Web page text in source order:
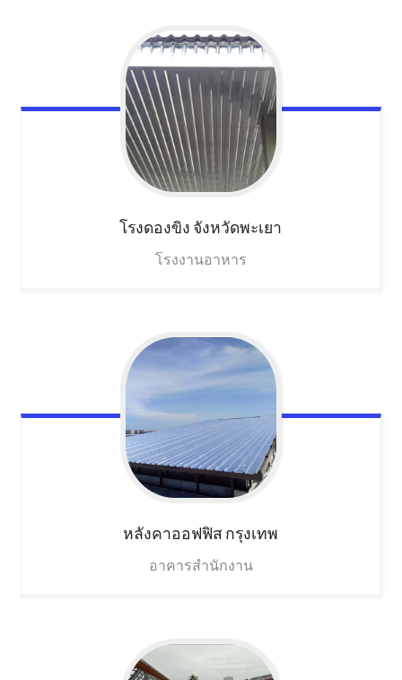
โรงดองขิง จังหวัดพะเยา
โรงงานอาหาร
หลังคาออฟฟิสกรุงเทพ
อาคารสำนักงาน